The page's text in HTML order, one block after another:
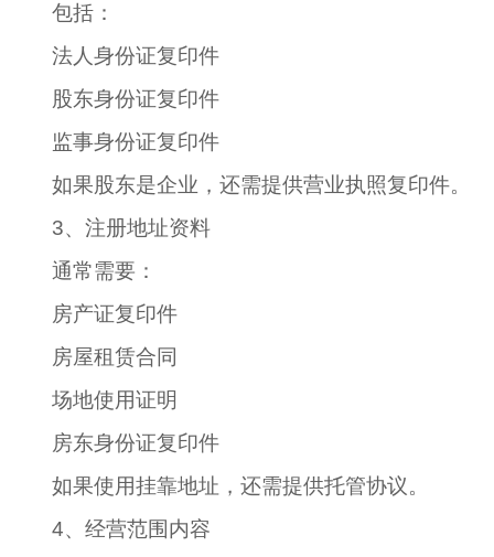
包括：
法人身份证复印件
股东身份证复印件
监事身份证复印件
如果股东是企业，还需提供营业执照复印件。
3、注册地址资料
通常需要：
房产证复印件
房屋租赁合同
场地使用证明
房东身份证复印件
如果使用挂靠地址，还需提供托管协议。
4、经营范围内容